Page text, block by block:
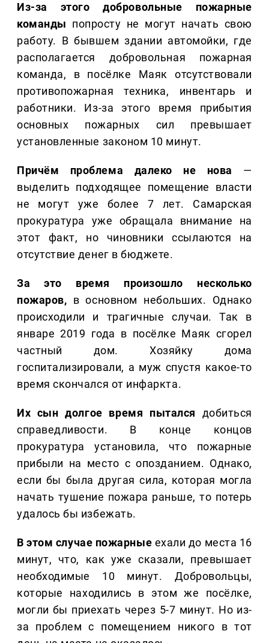
Из-за этого добровольные пожарные
команды попросту не могут начать свою
работу. В бывшем здании автомойки, где
располагается добровольная пожарная
команда, в посёлке Маяк отсутствовали
противопожарная техника, инвентарь и
работники. Из-за этого время прибытия
основных пожарных сил превышает
установленные законом 10 минут.
Причём проблема далеко не нова —
выделить подходящее помещение власти
не могут уже более 7 лет. Самарская
прокуратура уже обращала внимание на
этот факт, но чиновники ссылаются на
отсутствие денег в бюджете.
За это время произошло несколько
пожаров, в основном небольших. Однако
происходили и трагичные случаи. Так в
январе 2019 года в посёлке Маяк сгорел
частный дом. Хозяйку дома
госпитализировали, а муж спустя какое-то
время скончался от инфаркта.
Их сын долгое время пытался добиться
справедливости. В конце концов
прокуратура установила, что пожарные
прибыли на место с опозданием. Однако,
если бы была другая сила, которая могла
начать тушение пожара раньше, то потерь
удалось бы избежать.
В этом случае пожарные ехали до места 16
минут, что, как уже сказали, превышает
необходимые 10 минут. Добровольцы,
которые находились в этом же посёлке,
могли бы приехать через 5-7 минут. Но из-
за проблем с помещением никого в тот